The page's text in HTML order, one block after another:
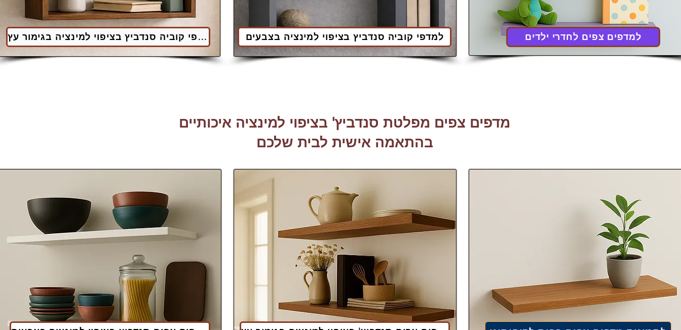
למדפים צפים לחדרי ילדים למדפי קוביה סנדביץ בציפוי למינציה בצבעים למדפי קוביה סנדביץ בציפוי למינציה בגימור עץ
מדפים צפים מפלטת סנדביץ' בציפוי למינציה איכותיים
בהתאמה אישית לבית שלכם